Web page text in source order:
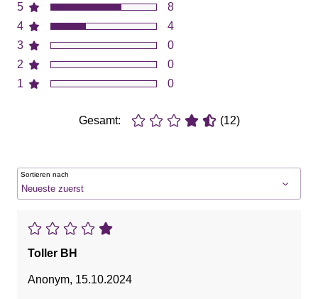
5
4
3
2
1
8
4
0
0
0
Gesamt: (12)
Sortieren nach
Toller BH
Anonym, 15.10.2024